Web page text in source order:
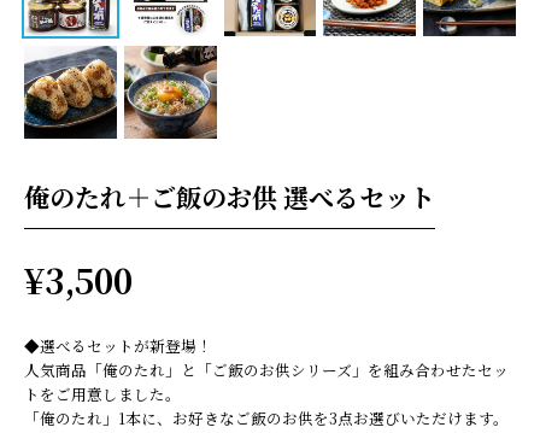
俺のたれ＋ご飯のお供 選べるセット
¥3,500
◆選べるセットが新登場！
人気商品「俺のたれ」と「ご飯のお供シリーズ」を組み合わせたセッ
トをご用意しました。
「俺のたれ」1本に、お好きなご飯のお供を3点お選びいただけます。